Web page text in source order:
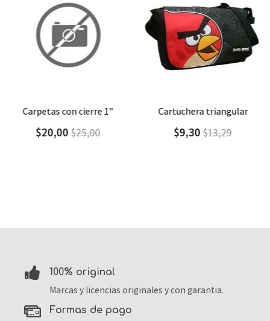
Agregar Detalle
carpetas con cierre 1"
$20,00$25,00
Agregar Detalle
cartuchera triangular
$9,30$13,29
100% original
Marcas y licencias originales y con garantia.
formas de pago